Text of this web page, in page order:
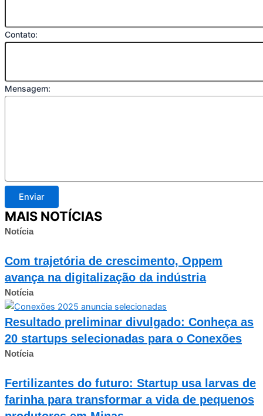
Contato:
Mensagem:
Enviar
MAIS NOTÍCIAS
Notícia
Com trajetória de crescimento, Oppem
avança na digitalização da indústria
Notícia
Resultado preliminar divulgado: Conheça as
20 startups selecionadas para o Conexões
Notícia
Fertilizantes do futuro: Startup usa larvas de
farinha para transformar a vida de pequenos